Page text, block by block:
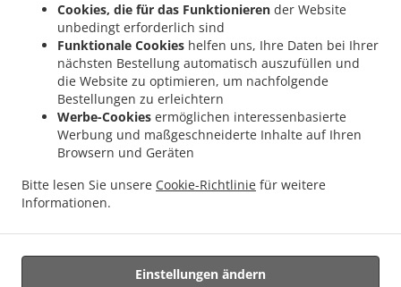
Cookies, die für das Funktionieren der Website
unbedingt erforderlich sind
Funktionale Cookies helfen uns, Ihre Daten bei Ihrer
nächsten Bestellung automatisch auszufüllen und
die Website zu optimieren, um nachfolgende
Bestellungen zu erleichtern
Werbe-Cookies ermöglichen interessenbasierte
Werbung und maßgeschneiderte Inhalte auf Ihren
Browsern und Geräten
Bitte lesen Sie unsere Cookie-Richtlinie für weitere
Informationen.
Einstellungen ändern
Niederlibbach
. Asiatisches Essen Lieferservice Taunusstein . Asiatisches Essen
Lieferservice Bad Camberg Würges
Asiatisches Essen Lieferservice Bad Camberg
Wallrabenstein . Asiatisches Essen Lieferservice Bad Camberg Walsdorf
Asiatisches
Essen Lieferservice Bad Camberg
. Asiatisches Essen Lieferservice Eselsweide
Asiatisches Essen Lieferservice Hünfelden Ohren
Hünfelden Bechtheim
Asiatisches Essen Lieferservice Hünfelden
Asiatisches Essen
Lieferservice Eppstein Ehlhalten
.
Asiatisches Essen Lieferservice Eppstein
Lieferservice Glashütten
Unterstützt von: